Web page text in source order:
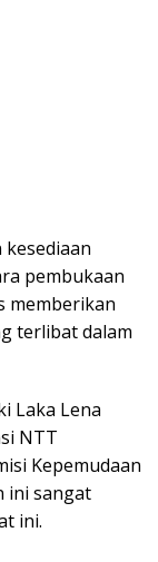
pembukaan
memberikan
terlibat dalam
Laka Lena
NTT
Kepemudaan
ini sangat
ini.